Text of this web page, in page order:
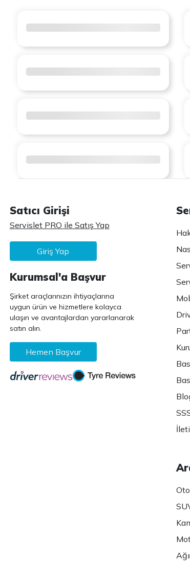
Satıcı Girişi
Servislet PRO ile Satış Yap
Giriş Yap
Kurumsal'a Başvur
Şirket araçlarınızın ihtiyaçlarına
uygun ürün ve hizmetlere kolayca
ulaşın ve avantajlardan yararlanarak
satın alın.
Hemen Başvur